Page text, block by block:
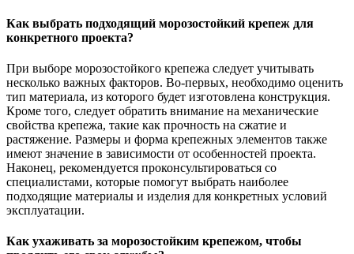
Как выбрать подходящий морозостойкий крепеж для
конкретного проекта?
При выборе морозостойкого крепежа следует учитывать
несколько важных факторов. Во-первых, необходимо оценить
тип материала, из которого будет изготовлена конструкция.
Кроме того, следует обратить внимание на механические
свойства крепежа, такие как прочность на сжатие и
растяжение. Размеры и форма крепежных элементов также
имеют значение в зависимости от особенностей проекта.
Наконец, рекомендуется проконсультироваться со
специалистами, которые помогут выбрать наиболее
подходящие материалы и изделия для конкретных условий
эксплуатации.
Как ухаживать за морозостойким крепежом, чтобы